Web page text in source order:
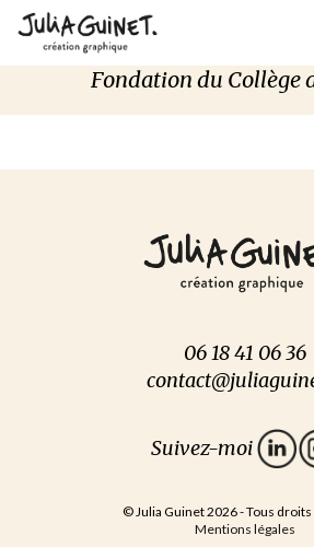
Fondation du Collège
06 18 41 06 36
© Julia Guinet 2026 - Tous
Mentions légales
Suivez-moi